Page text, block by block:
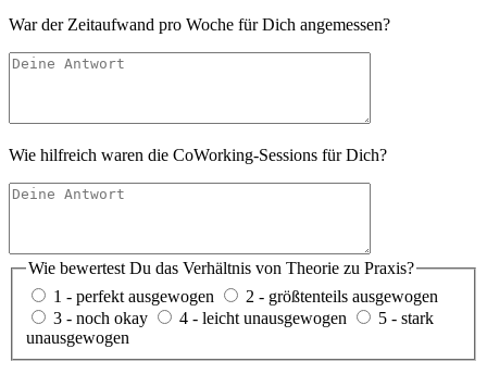
War der Zeitaufwand pro Woche für Dich angemessen?
Wie hilfreich waren die CoWorking-Sessions für Dich?
Wie bewertest Du das Verhältnis von Theorie zu Praxis?
1 - perfekt ausgewogen
2 - größtenteils ausgewogen
3 - noch okay
4 - leicht unausgewogen
5 - stark
unausgewogen